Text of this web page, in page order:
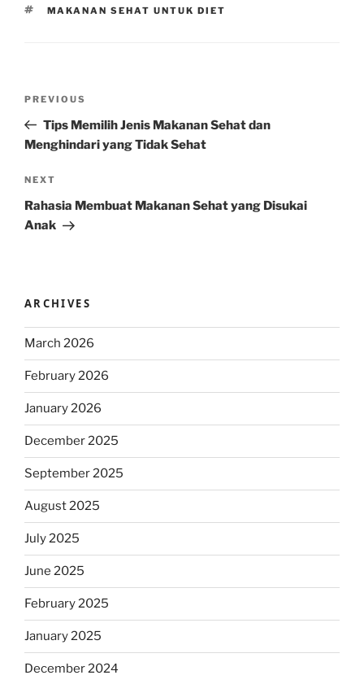
TAGS
MAKANAN SEHAT UNTUK DIET
Previous
Post
PREVIOUS
Tips Memilih Jenis Makanan Sehat dan
Menghindari yang Tidak Sehat
Next
Post
NEXT
Rahasia Membuat Makanan Sehat yang Disukai
Anak
ARCHIVES
March 2026
February 2026
January 2026
December 2025
September 2025
August 2025
July 2025
June 2025
February 2025
January 2025
December 2024